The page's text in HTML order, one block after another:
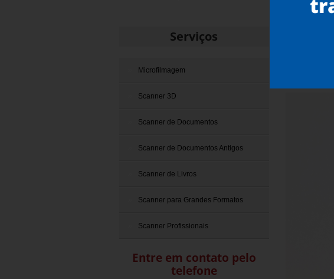
Serviços
Microfilmagem
Scanner 3D
Scanner de Documentos
Scanner de Documentos Antigos
Scanner de Livros
Scanner para Grandes Formatos
Scanner Profissionais
Entre em contato pelo
telefone
Gostou?